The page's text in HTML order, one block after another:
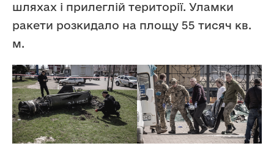
шляхах і прилеглій території. Уламки
ракети розкидало на площу 55 тисяч кв.
м.